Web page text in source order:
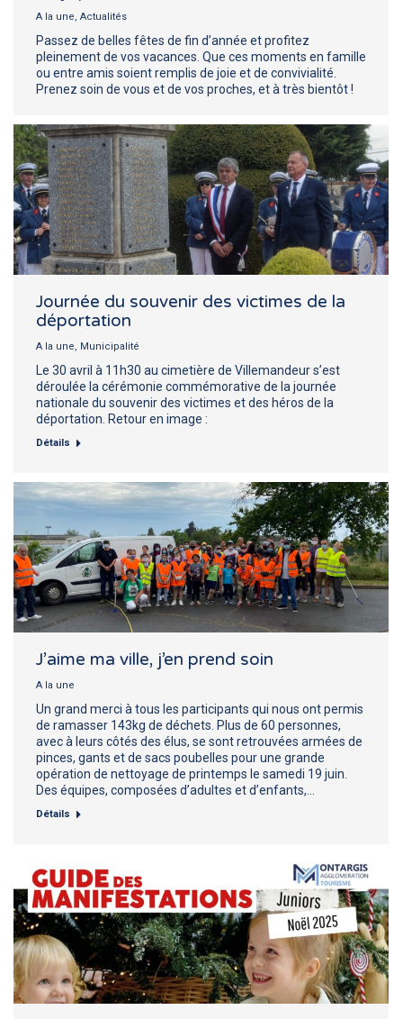
A la une, Actualités
Passez de belles fêtes de fin d’année et profitez
pleinement de vos vacances. Que ces moments en famille
ou entre amis soient remplis de joie et de convivialité.
Prenez soin de vous et de vos proches, et à très bientôt !
Journée du souvenir des victimes de la
déportation
A la une, Municipalité
Le 30 avril à 11h30 au cimetière de Villemandeur s’est
déroulée la cérémonie commémorative de la journée
nationale du souvenir des victimes et des héros de la
déportation. Retour en image :
Détails
J’aime ma ville, j’en prend soin
A la une
Un grand merci à tous les participants qui nous ont permis
de ramasser 143kg de déchets. Plus de 60 personnes,
avec à leurs côtés des élus, se sont retrouvées armées de
pinces, gants et de sacs poubelles pour une grande
opération de nettoyage de printemps le samedi 19 juin.
Des équipes, composées d’adultes et d’enfants,…
Détails